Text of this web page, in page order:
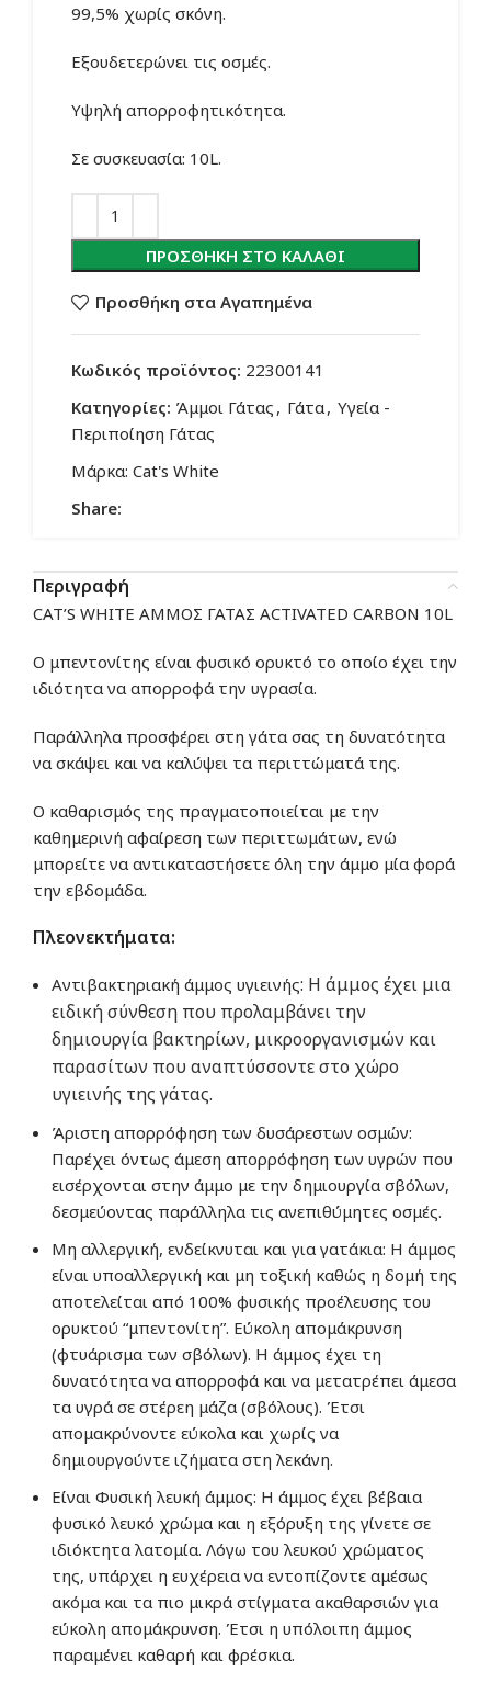
99,5% χωρίς σκόνη.
Εξουδετερώνει τις οσμές.
Υψηλή απορροφητικότητα.
Σε συσκευασία: 10L.
ΠΡΟΣΘΉΚΗ ΣΤΟ ΚΑΛΆΘΙ
Προσθήκη στα Αγαπημένα
Κωδικός προϊόντος: 22300141
Κατηγορίες: Άμμοι Γάτας , Γάτα, Υγεία -
Περιποίηση Γάτας
Μάρκα: Cat's White
Share:
Περιγραφή
CAT’S WHITE ΑΜΜΟΣ ΓΑΤΑΣ ACTIVATED CARBON 10L
Ο μπεντονίτης είναι φυσικό ορυκτό το οποίο έχει την
ιδιότητα να απορροφά την υγρασία.
Παράλληλα προσφέρει στη γάτα σας τη δυνατότητα
να σκάψει και να καλύψει τα περιττώματά της.
Ο καθαρισμός της πραγματοποιείται με την
καθημερινή αφαίρεση των περιττωμάτων, ενώ
μπορείτε να αντικαταστήσετε όλη την άμμο μία φορά
την εβδομάδα.
Πλεονεκτήματα:
Αντιβακτηριακή άμμος υγιεινής: Η άμμος έχει μια
ειδική σύνθεση που προλαμβάνει την
δημιουργία βακτηρίων, μικροοργανισμών και
παρασίτων που αναπτύσσοντε στο χώρο
υγιεινής της γάτας.
Άριστη απορρόφηση των δυσάρεστων οσμών:
Παρέχει όντως άμεση απορρόφηση των υγρών που
εισέρχονται στην άμμο με την δημιουργία σβόλων,
δεσμεύοντας παράλληλα τις ανεπιθύμητες οσμές.
Μη αλλεργική, ενδείκνυται και για γατάκια: Η άμμος
είναι υποαλλεργική και μη τοξική καθώς η δομή της
αποτελείται από 100% φυσικής προέλευσης του
ορυκτού “μπεντονίτη”. Εύκολη απομάκρυνση
(φτυάρισμα των σβόλων). Η άμμος έχει τη
δυνατότητα να απορροφά και να μετατρέπει άμεσα
τα υγρά σε στέρεη μάζα (σβόλους). Έτσι
απομακρύνοντε εύκολα και χωρίς να
δημιουργούντε ιζήματα στη λεκάνη.
Είναι Φυσική λευκή άμμος: Η άμμος έχει βέβαια
φυσικό λευκό χρώμα και η εξόρυξη της γίνετε σε
ιδιόκτητα λατομία. Λόγω του λευκού χρώματος
της, υπάρχει η ευχέρεια να εντοπίζοντε αμέσως
ακόμα και τα πιο μικρά στίγματα ακαθαρσιών για
εύκολη απομάκρυνση. Έτσι η υπόλοιπη άμμος
παραμένει καθαρή και φρέσκια.